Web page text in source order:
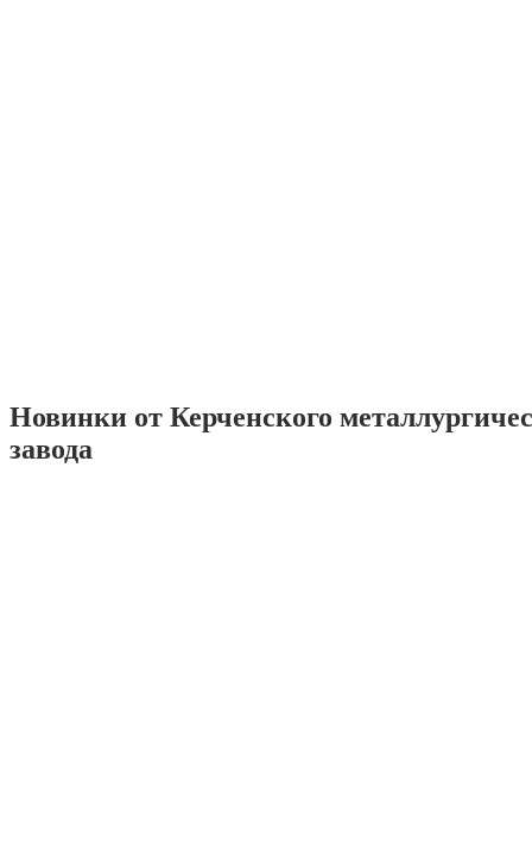
Новинки от Керченского
завода